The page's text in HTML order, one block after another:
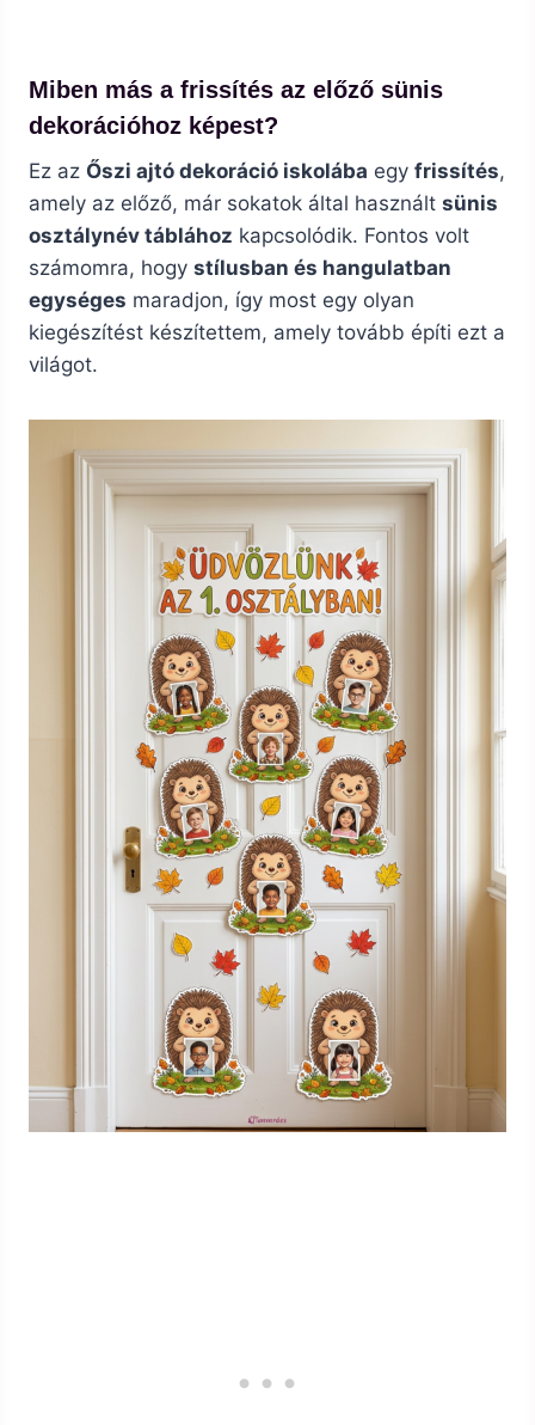
Miben más a frissítés az előző sünis
dekorációhoz képest?
Ez az Őszi ajtó dekoráció iskolába egy frissítés,
amely az előző, már sokatok által használt sünis
osztálynév táblához kapcsolódik. Fontos volt
számomra, hogy stílusban és hangulatban
egységes maradjon, így most egy olyan
kiegészítést készítettem, amely tovább építi ezt a
világot.